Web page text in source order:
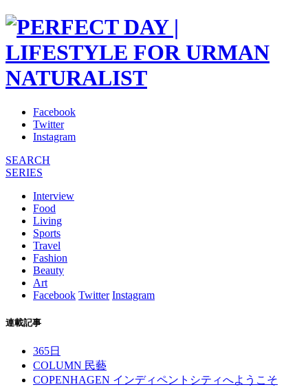
Facebook
Twitter
Instagram
SEARCH
SERIES
Interview
Food
Living
Sports
Travel
Fashion
Beauty
Art
Facebook Twitter Instagram
連載記事
365日
COLUMN 民藝
COPENHAGEN インディペントシティへようこそ